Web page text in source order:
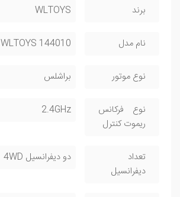
برند WLTOYS
نام مدل WLTOYS 144010
نوع موتور براشلس
نوع فرکانس
ریموت کنترل
2.4GHz
تعداد
دیفرانسیل
دو دیفرانسیل 4WD